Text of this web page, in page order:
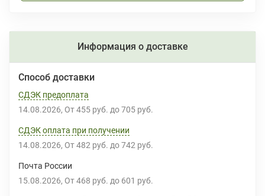
Информация о доставке
Способ доставки
СДЭК предоплата
14.08.2026 От 455 руб. до 705 руб.
СДЭК оплата при получении
14.08.2026 От 482 руб. до 742 руб.
Почта России
15.08.2026 От 468 руб. до 601 руб.